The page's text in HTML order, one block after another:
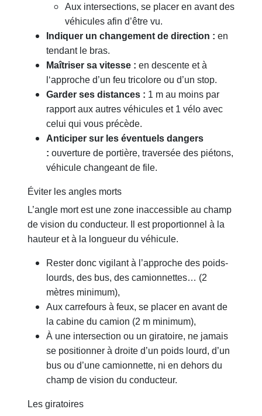
Aux intersections, se placer en avant des
véhicules afin d’être vu.
Indiquer un changement de direction : en
tendant le bras.
Maîtriser sa vitesse : en descente et à
l‘approche d’un feu tricolore ou d’un stop.
Garder ses distances : 1 m au moins par
rapport aux autres véhicules et 1 vélo avec
celui qui vous précède.
Anticiper sur les éventuels dangers
: ouverture de portière, traversée des piétons,
véhicule changeant de file.
Éviter les angles morts
L’angle mort est une zone inaccessible au champ
de vision du conducteur. Il est proportionnel à la
hauteur et à la longueur du véhicule.
Rester donc vigilant à l’approche des poids-
lourds, des bus, des camionnettes… (2
mètres minimum),
Aux carrefours à feux, se placer en avant de
la cabine du camion (2 m minimum),
À une intersection ou un giratoire, ne jamais
se positionner à droite d’un poids lourd, d’un
bus ou d’une camionnette, ni en dehors du
champ de vision du conducteur.
Les giratoires